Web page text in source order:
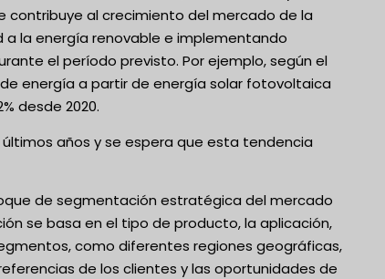
contribuye al crecimiento del mercado de la
a la energía renovable e implementando
el período previsto. Por ejemplo, según el
energía a partir de energía solar fotovoltaica
desde 2020.
años y se espera que esta tendencia
de segmentación estratégica del mercado
se basa en el tipo de producto, la aplicación,
como diferentes regiones geográficas,
de los clientes y las oportunidades de